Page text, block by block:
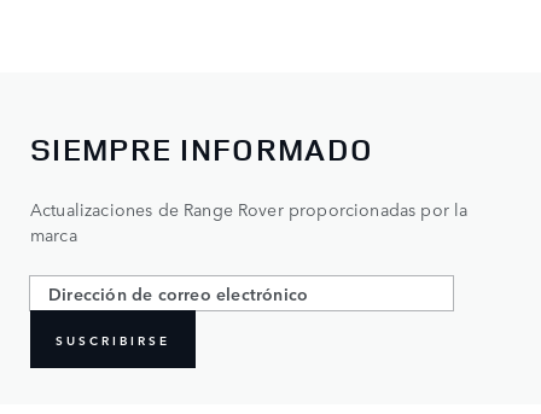
SIEMPRE INFORMADO
Actualizaciones de Range Rover proporcionadas por la
marca
SUSCRIBIRSE